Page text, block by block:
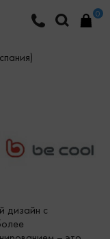
0
дизайн с